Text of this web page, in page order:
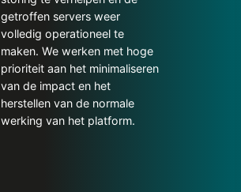
getroffen servers weer
volledig operationeel te
maken. We werken met hoge
prioriteit aan het minimaliseren
van de impact en het
herstellen van de normale
werking van het platform.